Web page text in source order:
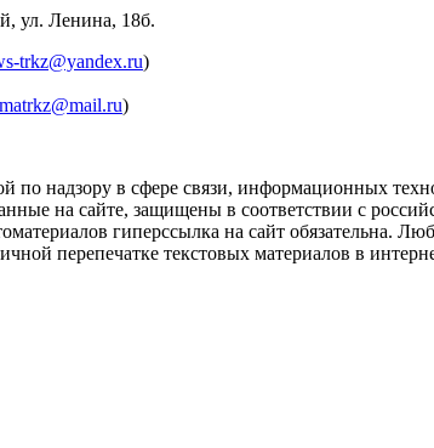
ул. Ленина, 18б.
trkz@yandex.ru)
)
по надзору в сфере связи, информационных
на сайте, защищены в соответствии с
гиперссылка на сайт обязательна.
перепечатке текстовых материалов в